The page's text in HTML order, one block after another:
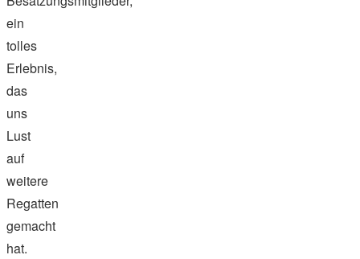
ein
tolles
Erlebnis,
das
uns
Lust
auf
weitere
Regatten
gemacht
hat.